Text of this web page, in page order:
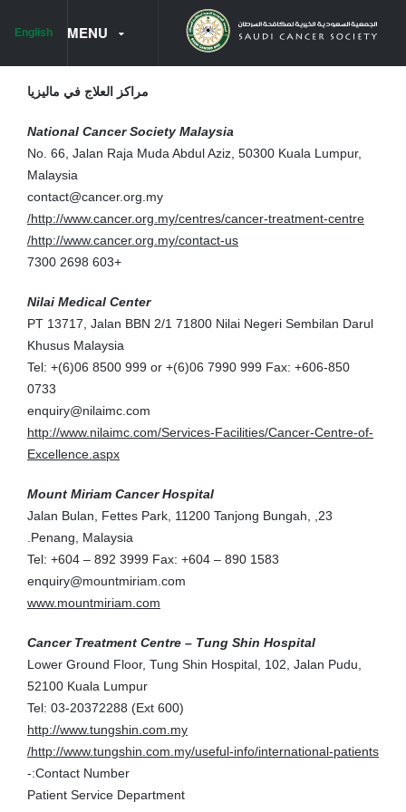
MENU
قائمة الكتب المترجمة
سرطان البروستاتا
سرطان الورم النقوي المتعدد
سرطان الكلى
سرطان عنق الرحم
سرطان الرحم
سرطان الفم
English
مراكز العلاج في ماليزيا
National Cancer Society Malaysia
No. 66, Jalan Raja Muda Abdul Aziz, 50300 Kuala Lumpur,
Malaysia
contact@cancer.org.my
http://www.cancer.org.my/centres/cancer-treatment-centre/
http://www.cancer.org.my/contact-us/
+603 2698 7300
Nilai Medical Center
PT 13717, Jalan BBN 2/1 71800 Nilai Negeri Sembilan Darul
Khusus Malaysia
Tel: +(6)06 8500 999 or +(6)06 7990 999 Fax: +606-850
0733
enquiry@nilaimc.com
http://www.nilaimc.com/Services-Facilities/Cancer-Centre-of-
Excellence.aspx
Mount Miriam Cancer Hospital
23, Jalan Bulan, Fettes Park, 11200 Tanjong Bungah,
Penang, Malaysia.
Tel: +604 – 892 3999 Fax: +604 – 890 1583
enquiry@mountmiriam.com
www.mountmiriam.com
Cancer Treatment Centre – Tung Shin Hospital
Lower Ground Floor, Tung Shin Hospital, 102, Jalan Pudu,
52100 Kuala Lumpur
Tel: 03-20372288 (Ext 600)
http://www.tungshin.com.my
http://www.tungshin.com.my/useful-info/international-patients/
Contact Number:-
Patient Service Department